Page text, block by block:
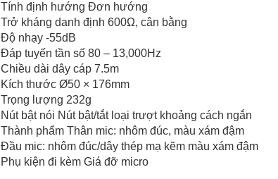
Tính định hướng Đơn hướng
Trở kháng danh định 600Ω, cân bằng
Độ nhạy -55dB
Đáp tuyến tần số 80 – 13,000Hz
Chiều dài dây cáp 7.5m
Kích thước Ø50 × 176mm
Trọng lượng 232g
Nút bật nói Nút bật/tắt loại trượt khoảng cách ngắn
Thành phẩm Thân mic: nhôm đúc, màu xám đậm
Đầu mic: nhôm đúc/dây thép mạ kẽm màu xám đậm
Phụ kiện đi kèm Giá đỡ micro